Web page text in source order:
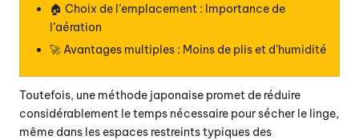
🏠 Choix de l’emplacement : Importance de
l’aération
🚀 Avantages multiples : Moins de plis et d’humidité
Toutefois, une méthode japonaise promet de réduire
considérablement le temps nécessaire pour sécher le linge,
même dans les espaces restreints typiques des